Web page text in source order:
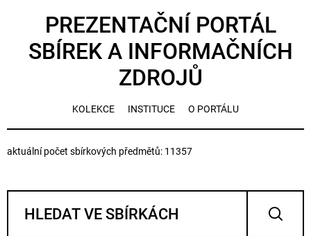
PREZENTAČNÍ PORTÁL
SBÍREK A INFORMAČNÍCH
ZDROJŮ
KOLEKCE INSTITUCE O PORTÁLU
aktuální počet sbírkových předmětů: 11357